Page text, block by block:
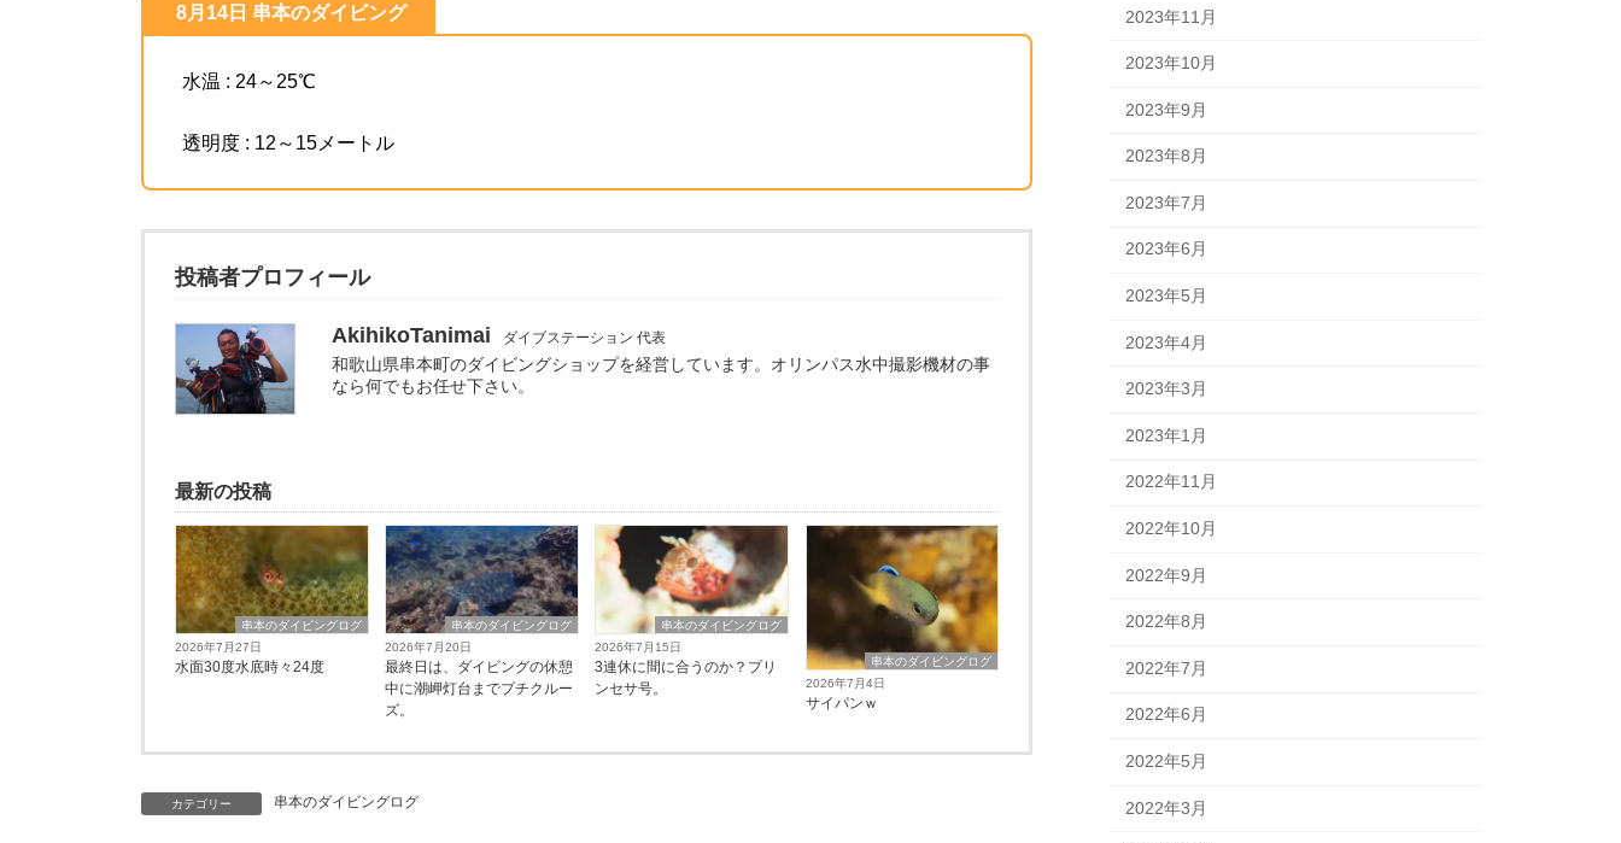
8月14日 串本のダイビング
水温 : 24～25℃
透明度 : 12～15メートル
投稿者プロフィール
AkihikoTanimai ダイブステーション 代表
和歌山県串本町のダイビングショップを経営しています。オリンパス水中撮影機材の事
なら何でもお任せ下さい。
最新の投稿
串本のダイビングログ
2026年7月27日
水面30度水底時々24度
串本のダイビングログ
2026年7月20日
最終日は、ダイビングの休憩
中に潮岬灯台までプチクルー
ズ。
串本のダイビングログ
2026年7月15日
3連休に間に合うのか？プリ
ンセサ号。
串本のダイビングログ
2026年7月4日
サイパンｗ
カテゴリー 串本のダイビングログ
2023年11月
2023年10月
2023年9月
2023年8月
2023年7月
2023年6月
2023年5月
2023年4月
2023年3月
2023年1月
2022年11月
2022年10月
2022年9月
2022年8月
2022年7月
2022年6月
2022年5月
2022年3月